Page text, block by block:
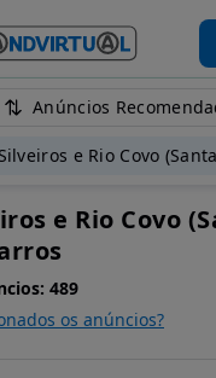
Anúncios
Silveiros e Rio Covo
e Rio Covo
489
os anúncios?